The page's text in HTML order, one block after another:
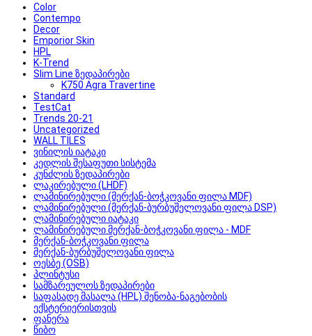
Color
Contempo
Decor
Emporior Skin
HPL
K-Trend
Slim Line ზედაპირები
K750 Agra Travertine
Standard
TestCat
Trends 20-21
Uncategorized
WALL TILES
ვინილის იატაკი
კედლის შესაფუთი სისტემა
კუნძლის ზედაპირები
ლაკირებული (LHDF)
ლამინირებული (მერქან-ბოჭკოვანი ფილა MDF)
ლამინირებული (მერქან-ბურბუშელოვანი ფილა DSP)
ლამინირებული იატაკი
ლამინირებული მერქან-ბოჭკოვანი ფილა - MDF
მერქან-ბოჭკოვანი ფილა
მერქან-ბურბუშელოვანი ფილა
ოესბე (OSB)
პლინტუსი
სამზარეულოს ზედაპირები
საფასადე მასალა (HPL) შენობა-ნაგებობის
ექსტერიერისთვის
ფანერა
წიბო